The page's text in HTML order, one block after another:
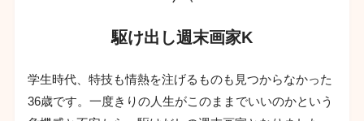
駆け出し週末画家K
学生時代、特技も情熱を注げるものも見つからなかった
36歳です。一度きりの人生がこのままでいいのかという